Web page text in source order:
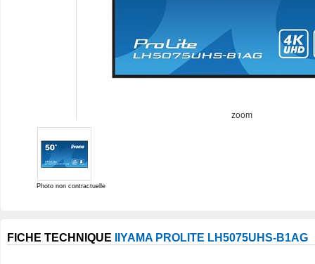
zoom
Photo non contractuelle
FICHE TECHNIQUE IIYAMA PROLITE LH5075UHS-B1AG